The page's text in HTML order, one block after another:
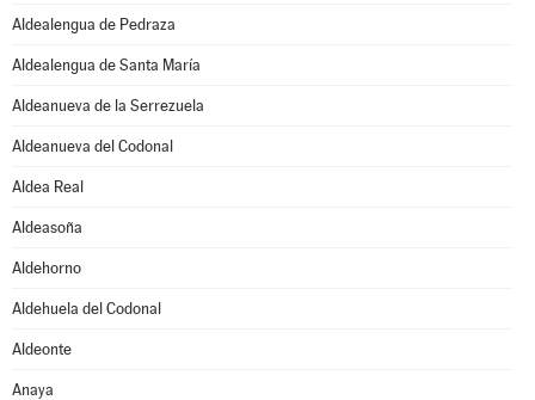
Aldealengua de Pedraza
Aldealengua de Santa María
Aldeanueva de la Serrezuela
Aldeanueva del Codonal
Aldea Real
Aldeasoña
Aldehorno
Aldehuela del Codonal
Aldeonte
Anaya